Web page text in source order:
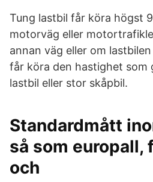
Tung lastbil får köra högst
motorväg eller
annan väg eller om
får köra den hastighet som
lastbil eller stor skåpbil.
Standardmått
så som europall,
och